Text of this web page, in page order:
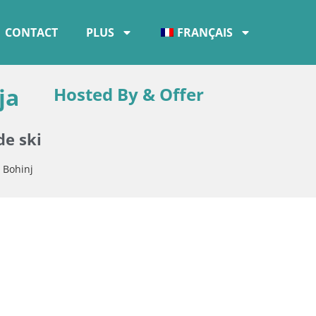
CONTACT PLUS FRANÇAIS
ski
Bohinj
Hosted By & Offer